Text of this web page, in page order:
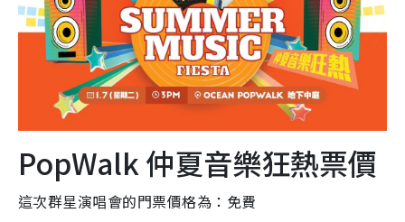
PopWalk 仲夏音樂狂熱票價
這次群星演唱會的門票價格為：免費